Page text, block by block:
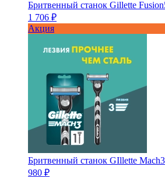
Бритвенный станок Gillette
1 706 ₽
Акция
Бритвенный станок GIllette Mach3
980 ₽